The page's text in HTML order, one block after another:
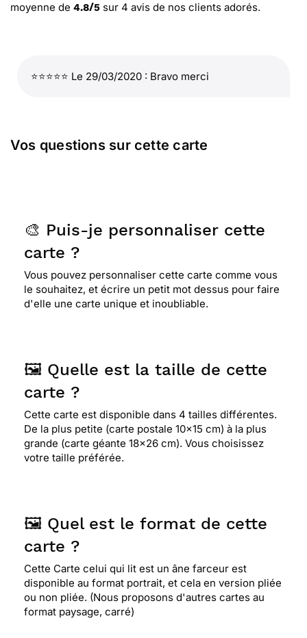
moyenne de 4.8/5 sur 4 avis de nos clients adorés.
⭐⭐⭐⭐⭐ Le 29/03/2020 : Bravo merci
Vos questions sur cette carte
🎨 Puis-je personnaliser cette
carte ?
Vous pouvez personnaliser cette carte comme vous
le souhaitez, et écrire un petit mot dessus pour faire
d'elle une carte unique et inoubliable.
🖼️ Quelle est la taille de cette
carte ?
Cette carte est disponible dans 4 tailles différentes.
De la plus petite (carte postale 10x15 cm) à la plus
grande (carte géante 18x26 cm). Vous choisissez
votre taille préférée.
🖼️ Quel est le format de cette
carte ?
Cette Carte celui qui lit est un âne farceur est
disponible au format portrait, et cela en version pliée
ou non pliée. (Nous proposons d'autres cartes au
format paysage, carré)